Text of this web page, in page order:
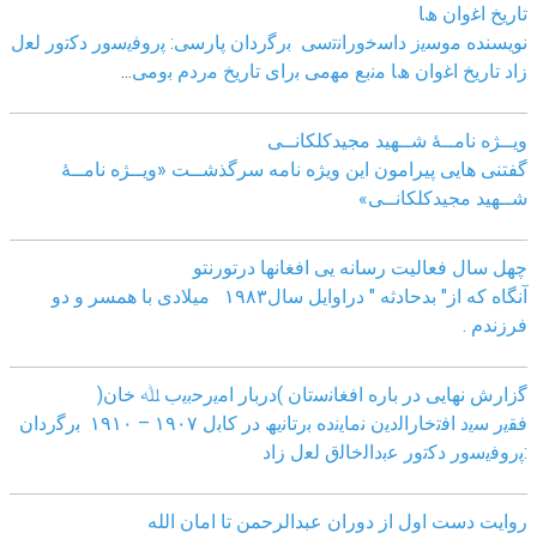
ﺗﺎرﯾﺦ اﻏوان ھﺎ
نویسنده ﻣوﺳﯾز داﺳﺧوراﻧﺗﺳﯽ ﺑرﮔردان ﭘﺎرﺳﯽ: ﭘروﻓﯾﺳور دﮐﺗور ﻟﻌل
زاد ﺗﺎرﯾﺦ اﻏوان ھﺎ ﻣﻧﺑﻊ ﻣﮭﻣﯽ ﺑرای ﺗﺎرﯾﺦ ﻣردم ﺑوﻣﯽ
ویــژه نامــۀ شــهید مجیدکلکانــی
گفتنی هایی پیرامون این ویژه نامه سرگذشــت «ویــژه نامــۀ
شــهید مجیدکلکانــی»
چهل سال فعالیت رسانه یی افغانها درتورنتو
آنگاه که از" بدحادثه " دراوایل سال۱۹۸۳ میلادی با همسر و دو
فرزندم .
ﮔزارش ﻧﮭﺎﯾﯽ در ﺑﺎره اﻓﻐﺎﻧﺳﺗﺎن )درﺑﺎر اﻣﯾرﺣﺑﯾب ﷲ ﺧﺎن(
ﻓﻘﯾر ﺳﯾد اﻓﺗﺧﺎراﻟدﯾن ﻧﻣﺎﯾﻧده ﺑرﺗﺎﻧﯾﮫ در ﮐﺎﺑل ١٩٠٧ – ١٩١٠ ﺑرﮔردان
:ﭘروﻓﯾﺳور دﮐﺗور ﻋﺑداﻟﺧﺎﻟق ﻟﻌل زاد
روایت دست اول از دوران عبدالرحمن تا امان الله